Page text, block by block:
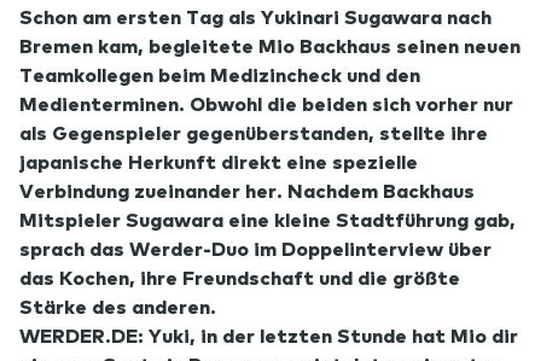
Schon am ersten Tag als Yukinari Sugawara nach
Bremen kam, begleitete Mio Backhaus seinen neuen
Teamkollegen beim Medizincheck und den
Medienterminen. Obwohl die beiden sich vorher nur
als Gegenspieler gegenüberstanden, stellte ihre
japanische Herkunft direkt eine spezielle
Verbindung zueinander her. Nachdem Backhaus
Mitspieler Sugawara eine kleine Stadtführung gab,
sprach das Werder-Duo im Doppelinterview über
das Kochen, ihre Freundschaft und die größte
Stärke des anderen.
WERDER.DE: Yuki, in der letzten Stunde hat Mio dir